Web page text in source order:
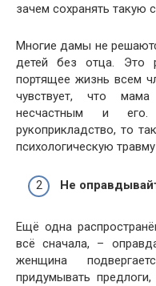
зачем сохранять такую
Многие дамы не
детей без отца. Это
портящее жизнь всем
чувствует, что
несчастным и
рукоприкладство, то
психологическую
Не
Ещё одна
всё сначала, –
женщина
придумывать